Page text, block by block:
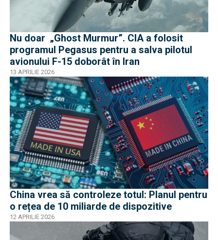
Nu doar „Ghost Murmur”. CIA a folosit
programul Pegasus pentru a salva pilotul
avionului F-15 doborât în Iran
13 APRILIE 2026
China vrea să controleze totul: Planul pentru
o rețea de 10 miliarde de dispozitive
12 APRILIE 2026